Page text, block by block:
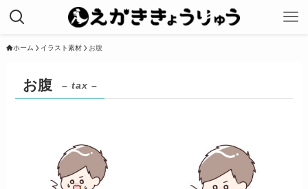
ホーム イラスト素材 お腹
お腹 – tax –